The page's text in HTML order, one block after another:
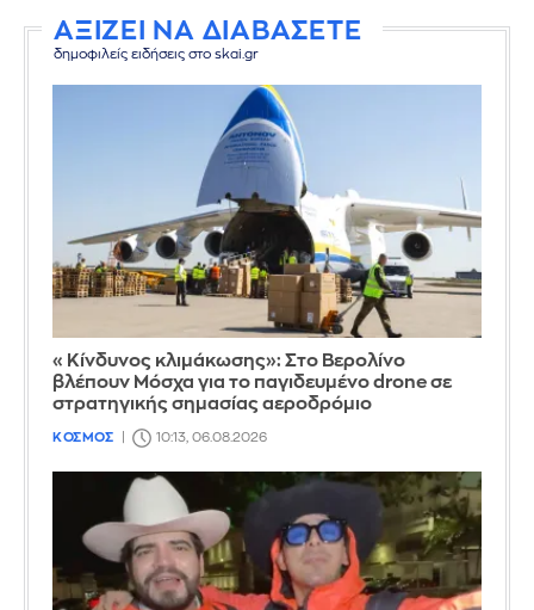
ΑΞΙΖΕΙ ΝΑ ΔΙΑΒΑΣΕΤΕ
δημοφιλείς ειδήσεις στο skai.gr
«Κίνδυνος κλιμάκωσης»: Στο Βερολίνο
βλέπουν Μόσχα για το παγιδευμένο drone σε
στρατηγικής σημασίας αεροδρόμιο
ΚΟΣΜΟΣ 10:13, 06.08.2026